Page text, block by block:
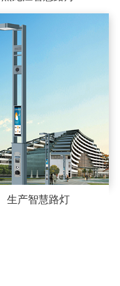
生产智慧路灯